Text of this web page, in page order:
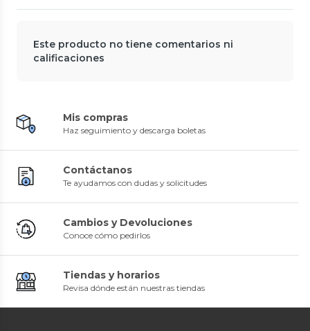
Este producto no tiene comentarios ni
calificaciones
Mis compras
Haz seguimiento y descarga boletas
Contáctanos
Te ayudamos con dudas y solicitudes
Cambios y Devoluciones
Conoce cómo pedirlos
Tiendas y horarios
Revisa dónde están nuestras tiendas